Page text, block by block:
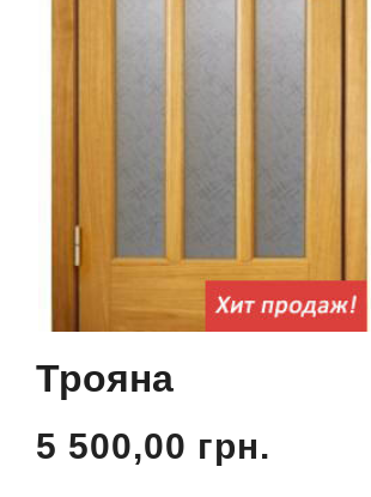
Трояна
5 500,00 грн.